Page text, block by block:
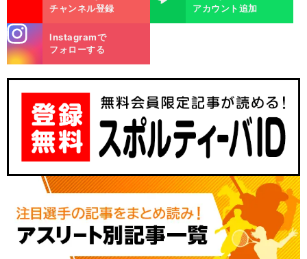
。片」
前
へ
チャンネル登録
アカウント追加
m
Instagramで
フォローする